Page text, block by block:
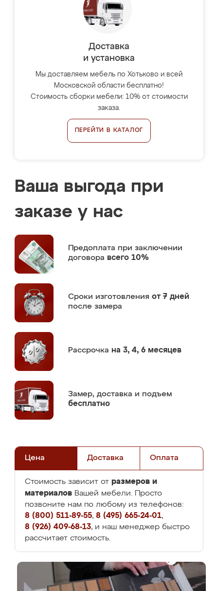
Доставка
и установка
Мы доставляем мебель по Хотьково и всей
Московской области бесплатно!
Стоимость сборки мебели: 10% от стоимости
заказа.
ПЕРЕЙТИ В КАТАЛОГ
Ваша выгода при
заказе у нас
Предоплата при заключении
договора всего 10%
Сроки изготовления от 7 дней
после замера
Рассрочка на 3, 4, 6 месяцев
Замер, доставка и подъем
бесплатно
Цена Доставка Оплата
Стоимость зависит от размеров и
материалов Вашей мебели. Просто
позвоните нам по любому из телефонов:
8 (800) 511-89-55, 8 (495) 665-24-01,
8 (926) 409-68-13, и наш менеджер быстро
рассчитает стоимость.